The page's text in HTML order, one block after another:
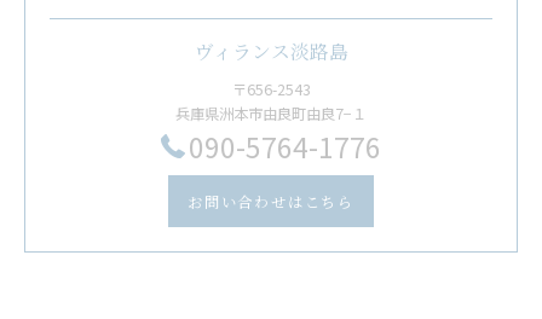
ヴィランス淡路島
〒656-2543
兵庫県洲本市由良町由良7−１
​090-5764-1776
お問い合わせはこちら